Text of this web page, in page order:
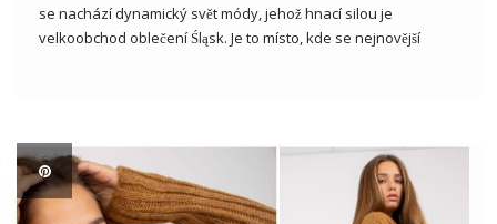
se nachází dynamický svět módy, jehož hnací silou je
velkoobchod oblečení Śląsk. Je to místo, kde se nejnovější